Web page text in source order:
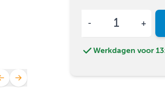
Werkdagen voor